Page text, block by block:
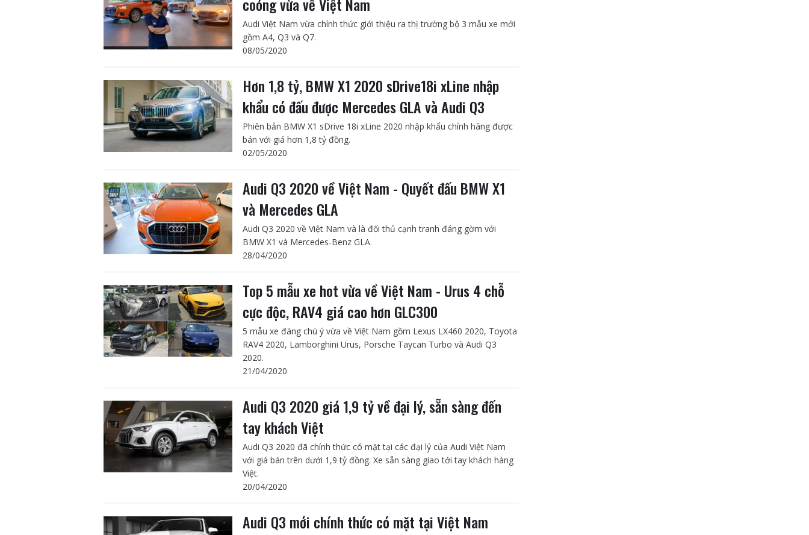
Audi Việt Nam vừa chính thức giới thiệu ra thị trường bộ 3 mẫu xe mới
gồm A4, Q3 và Q7.
08/05/2020
Hơn 1,8 tỷ, BMW X1 2020 sDrive18i xLine nhập
khẩu có đấu được Mercedes GLA và Audi Q3
Phiên bản BMW X1 sDrive 18i xLine 2020 nhập khẩu chính hãng được
bán với giá hơn 1,8 tỷ đồng.
02/05/2020
Audi Q3 2020 về Việt Nam - Quyết đấu BMW X1
và Mercedes GLA
Audi Q3 2020 về Việt Nam và là đối thủ cạnh tranh đáng gờm với
BMW X1 và Mercedes-Benz GLA.
28/04/2020
Top 5 mẫu xe hot vừa về Việt Nam - Urus 4 chỗ
cực độc, RAV4 giá cao hơn GLC300
5 mẫu xe đáng chú ý vừa về Việt Nam gồm Lexus LX460 2020, Toyota
RAV4 2020, Lamborghini Urus, Porsche Taycan Turbo và Audi Q3
2020.
21/04/2020
Audi Q3 2020 giá 1,9 tỷ về đại lý, sẵn sàng đến
tay khách Việt
Audi Q3 2020 đã chính thức có mặt tại các đại lý của Audi Việt Nam
với giá bán trên dưới 1,9 tỷ đồng. Xe sẵn sàng giao tới tay khách hàng
Việt.
20/04/2020
Audi Q3 mới chính thức có mặt tại Việt Nam